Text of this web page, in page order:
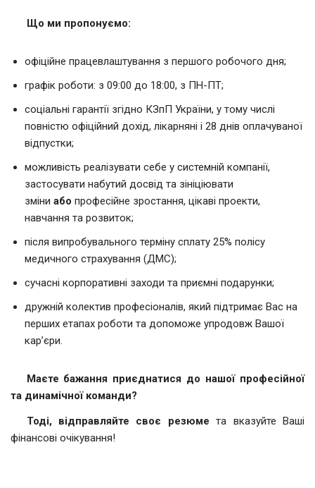
Що ми пропонуємо:
офіційне працевлаштування з першого робочого дня;
графік роботи: з 09:00 до 18:00, з ПН-ПТ;
соціальні гарантії згідно КЗпП України, у тому числі
повністю офіційний дохід, лікарняні і 28 днів оплачуваної
відпустки;
можливість реалізувати себе у системній компанії,
застосувати набутий досвід та зініціювати
зміни або професійне зростання, цікаві проекти,
навчання та розвиток;
після випробувального терміну сплату 25% полісу
медичного страхування (ДМС);
сучасні корпоративні заходи та приємні подарунки;
дружній колектив професіоналів, який підтримає Вас на
перших етапах роботи та допоможе упродовж Вашої
кар’єри.
Маєте бажання приєднатися до нашої професійної
та динамічної команди?
Тоді, відправляйте своє резюме та вказуйте Ваші
фінансові очікування!